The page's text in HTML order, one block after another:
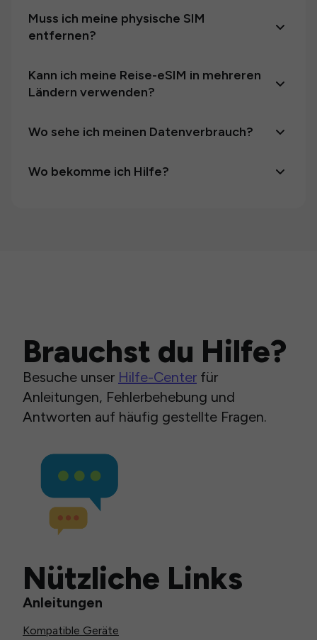
Muss ich meine physische SIM
entfernen?
Kann ich meine Reise-eSIM in mehreren
Ländern verwenden?
Wo sehe ich meinen Datenverbrauch?
Wo bekomme ich Hilfe?
Brauchst du Hilfe?
Besuche unser Hilfe-Center für
Anleitungen, Fehlerbehebung und
Antworten auf häufig gestellte Fragen.
Nützliche Links
Anleitungen
Kompatible Geräte